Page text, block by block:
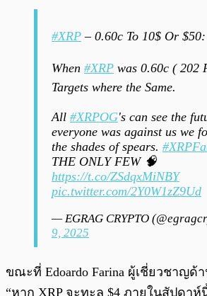
#XRP – 0.60c To 10$ Or $50:
When #XRP was 0.60c ( 202
Targets where the Same.
All #XRPOG's can see the
everyone was against us we
the shades of spears.
THE ONLY FEW 🧠
https://t.co/ZSdqxMiNBY
pic.twitter.com/2Y0W1zZ9Ud
— EGRAG CRYPTO
9, 2025
ขณะที่ Edoardo Farina ผู้เชี่ยวชาญด้
“หาก XRP จะทะลุ $4 ภายในสัปดาห์